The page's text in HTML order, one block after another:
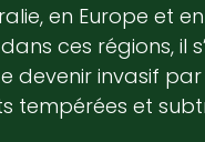
en Europe et
ces régions, il
invasif par
tempérées et